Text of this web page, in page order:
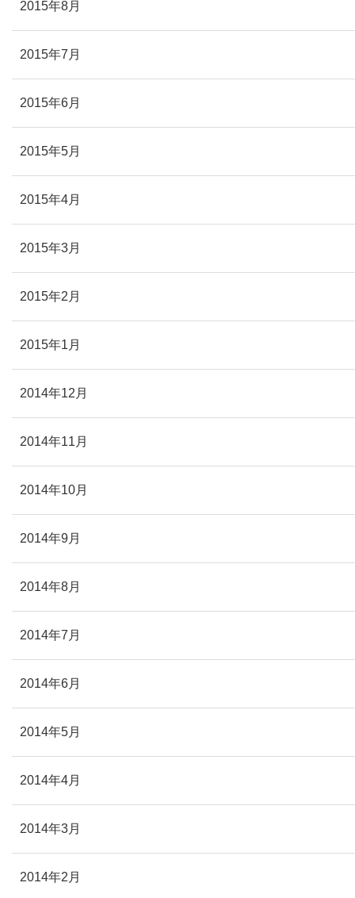
2015年8月
2015年7月
2015年6月
2015年5月
2015年4月
2015年3月
2015年2月
2015年1月
2014年12月
2014年11月
2014年10月
2014年9月
2014年8月
2014年7月
2014年6月
2014年5月
2014年4月
2014年3月
2014年2月